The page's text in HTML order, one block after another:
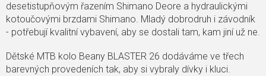
desetistupňovým řazením Shimano Deore a hydraulickými
kotoučovými brzdami Shimano. Mladý dobrodruh i závodník
- potřebují kvalitní vybavení, aby se dostali tam, kam jiní už ne.
Dětské MTB kolo Beany BLASTER 26 dodáváme ve třech
barevných provedeních tak, aby si vybraly dívky i kluci.